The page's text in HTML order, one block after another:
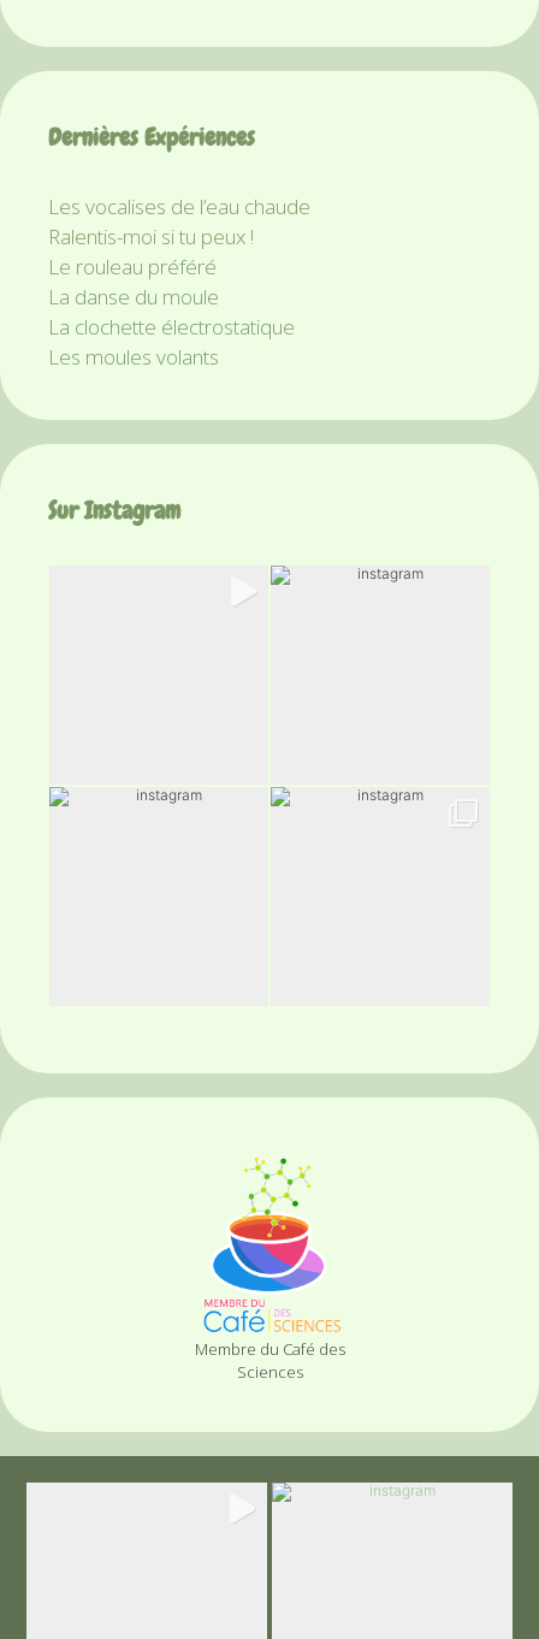
Dernières Expériences
Les vocalises de l’eau chaude
Ralentis-moi si tu peux !
Le rouleau préféré
La danse du moule
La clochette électrostatique
Les moules volants
Sur Instagram
Membre du Café des
Sciences